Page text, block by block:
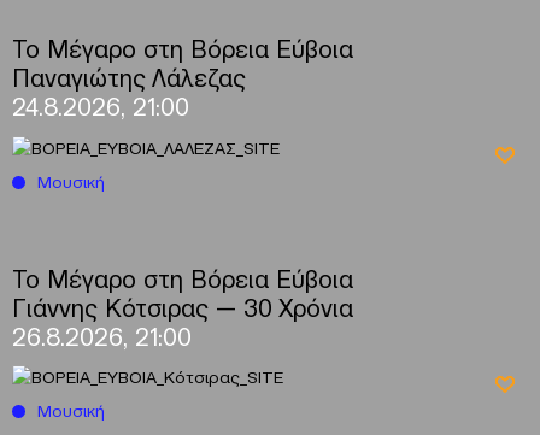
Το Μέγαρο στη Βόρεια Εύβοια
Παναγιώτης Λάλεζας
24.8.2026, 21:00
Μουσική
Το Μέγαρο στη Βόρεια Εύβοια
Γιάννης Κότσιρας — 30 Χρόνια
26.8.2026, 21:00
Μουσική